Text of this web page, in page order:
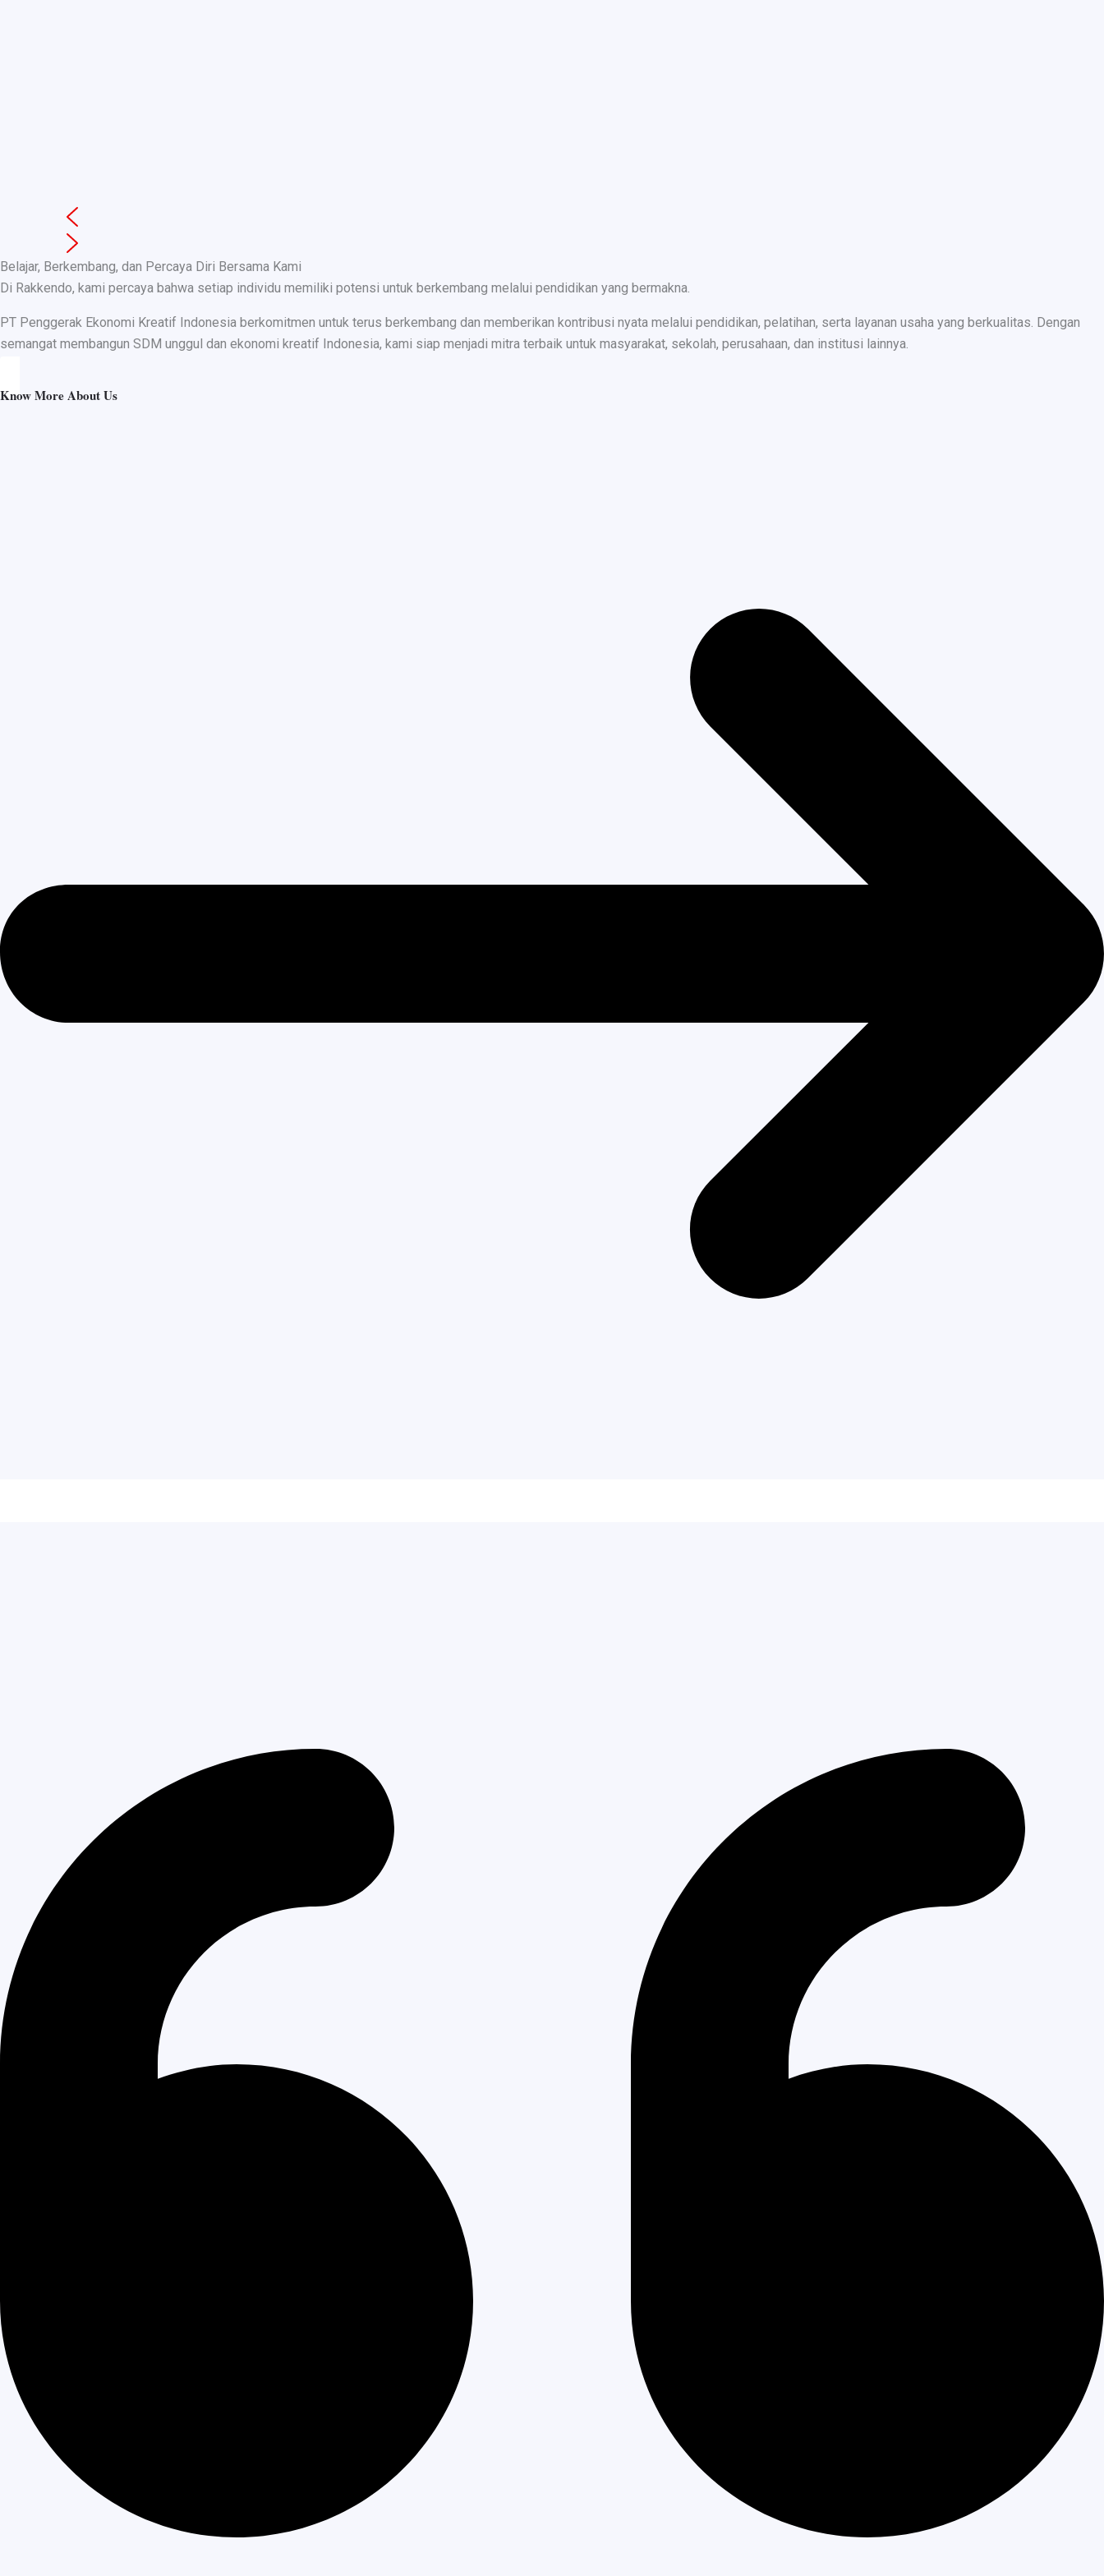
Belajar, Berkembang, dan Percaya Diri Bersama Kami
Di Rakkendo, kami percaya bahwa setiap individu memiliki potensi untuk berkembang melalui pendidikan yang bermakna.
PT Penggerak Ekonomi Kreatif Indonesia berkomitmen untuk terus berkembang dan memberikan kontribusi nyata melalui pendidikan, pelatihan, serta layanan usaha yang berkualitas. Dengan
semangat membangun SDM unggul dan ekonomi kreatif Indonesia, kami siap menjadi mitra terbaik untuk masyarakat, sekolah, perusahaan, dan institusi lainnya.
Know More About Us